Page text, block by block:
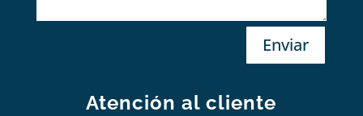
Enviar
Atención al cliente